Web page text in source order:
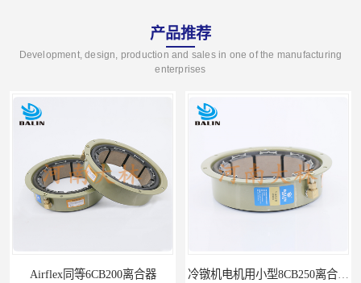
产品推荐
Development, design, production and sales in one of the manufacturing
enterprises
Airflex同等6CB200离合器